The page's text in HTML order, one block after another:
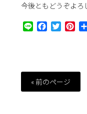
今後ともどうぞよろ
Line Facebook
Twitter
« 前のページ